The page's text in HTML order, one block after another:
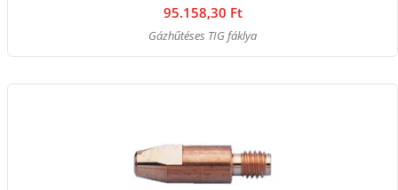
95.158,30 Ft
Gázhűtéses TIG fáklya